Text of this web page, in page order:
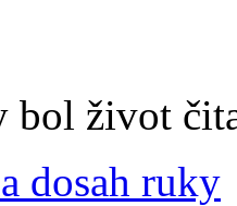
bol život
dosah ruky